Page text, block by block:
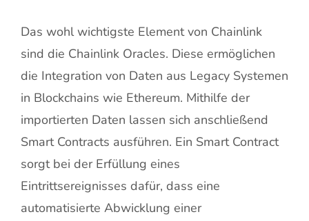
Das wohl wichtigste Element von Chainlink
sind die Chainlink Oracles. Diese ermöglichen
die Integration von Daten aus Legacy Systemen
in Blockchains wie Ethereum. Mithilfe der
importierten Daten lassen sich anschließend
Smart Contracts ausführen. Ein Smart Contract
sorgt bei der Erfüllung eines
Eintrittsereignisses dafür, dass eine
automatisierte Abwicklung einer